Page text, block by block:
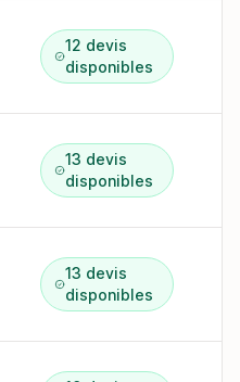
12 devis
disponibles
13 devis
disponibles
13 devis
disponibles